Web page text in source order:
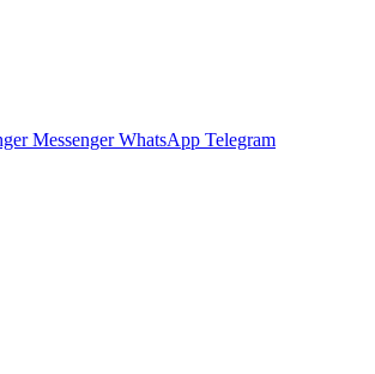
Messenger WhatsApp Telegram